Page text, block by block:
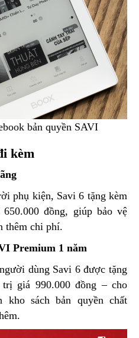
bản quyền SAVI
kèm
phụ kiện, Savi 6 tặng kèm
đồng, giúp bảo vệ
thêm chi phí.
Premium 1 năm
dùng Savi 6 được tặng
giá 990.000 đồng – cho
kho sách bản quyền chất